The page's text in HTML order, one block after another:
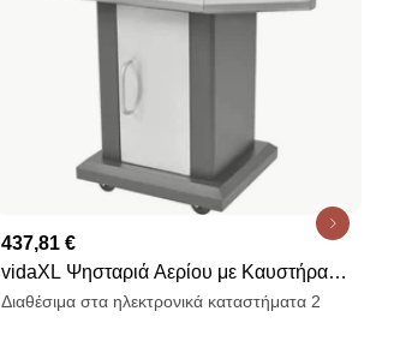
437,81 €
vidaXL Ψησταριά Αερίου με Καυστήρα
Ασημί Χάλυβας με Μεταλλικό Σωλήνα
Διαθέσιμα στα ηλεκτρονικά καταστήματα 2